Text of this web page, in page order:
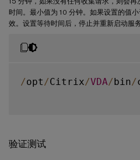
时间。最小值为 10 分钟。如果设置的值
效。设置等待时间后，停止并重新启动服务
/opt /Citrix/VDA/bin/
验证测试